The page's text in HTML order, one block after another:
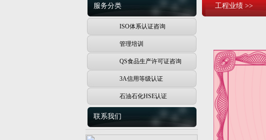
服务分类
ISO体系认证咨询
管理培训
QS食品生产许可证咨询
3A信用等级认证
石油石化HSE认证
联系我们
工程业绩 >>